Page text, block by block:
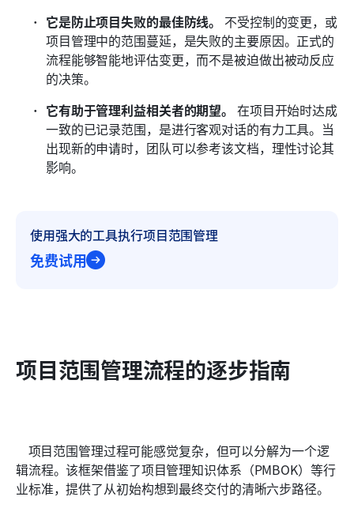
它是防止项目失败的最佳防线。
不受控制的变更，或
项目管理中的范围蔓延，是失败的主要原因。正式的
流程能够智能地评估变更，而不是被迫做出被动反应
的决策。
它有助于管理利益相关者的期望。 在项目开始时达成
一致的已记录范围，是进行客观对话的有力工具。当
出现新的申请时，团队可以参考该文档，理性讨论其
影响。
使用强大的工具执行项目范围管理
免费试用
项目范围管理流程的逐步指南
辑流程。该框架借鉴了项目管理知识体系（PMBOK）等行
业标准，提供了从初始构想到最终交付的清晰六步路径。